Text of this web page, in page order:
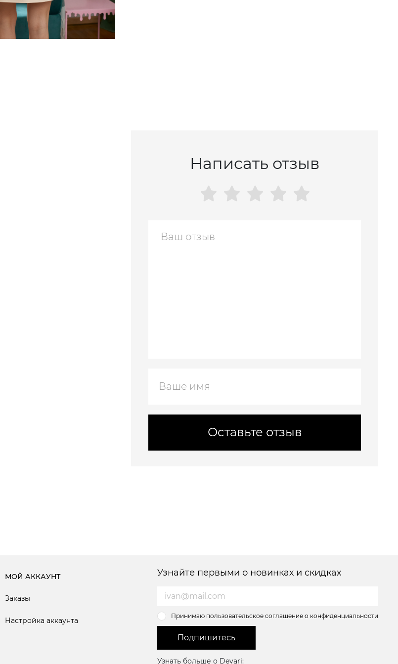
Написать отзыв
Оставьте отзыв
МОЙ АККАУНТ
Заказы
Настройка аккаунта
Узнайте первыми о новинках и скидках
Принимаю пользовательское соглашение о конфиденциальности
Подпишитесь
Узнать больше о Devari: